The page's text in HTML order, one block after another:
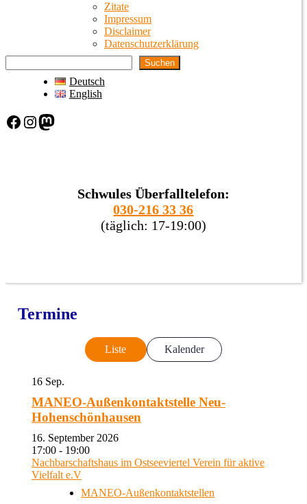
Zitate
Impressum
Disclaimer
Datenschutzerklärung
Suchen
Deutsch
English
Facebook Instagram Mastodon
Schwules Überfalltelefon:
030-216 33 36
(täglich: 17-19:00)
Termine
Liste Kalender
16 Sep.
MANEO-Außenkontaktstelle Neu-
Hohenschönhausen
16. September 2026
17:00 - 19:00
Nachbarschaftshaus im Ostseeviertel Verein für aktive
Vielfalt e.V
MANEO-Außenkontaktstellen